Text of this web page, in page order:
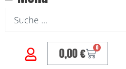
0,00€ 0